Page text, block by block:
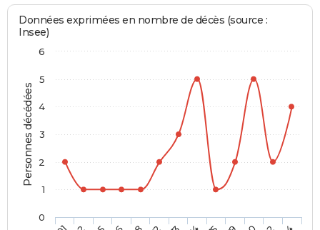
Personnes décédées
Données exprimées en nombre de décès (source :
Insee)
0
1
2
3
4
5
6